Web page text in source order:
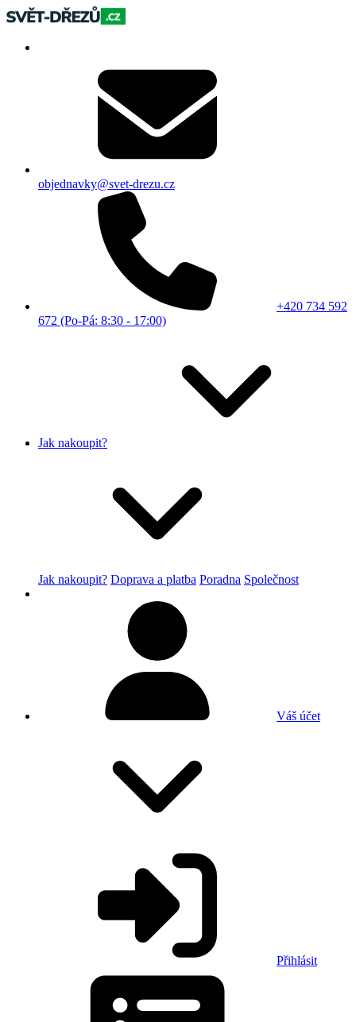
objednavky@svet-drezu.cz
+420 734 592
672 (Po-Pá: 8:30 - 17:00)
Jak nakoupit?
Jak nakoupit? Doprava a platba Poradna Společnost
Váš účet
Přihlásit